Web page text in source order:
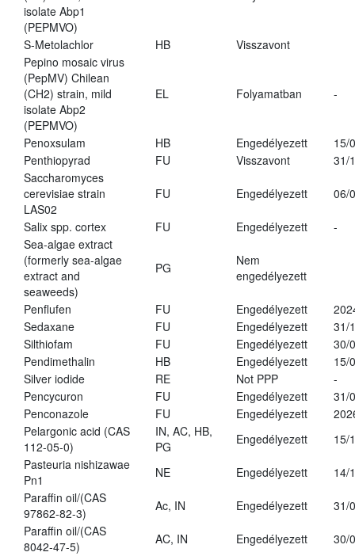
isolate Abp1
(PEPMVO)
S-Metolachlor HB
Visszavont
Pepino mosaic virus
(PepMV) Chilean
(CH2) strain, mild
isolate Abp2
(PEPMVO)
EL Folyamatban -
Penoxsulam HB Engedélyezett
15/
Penthiopyrad
FU Visszavont
31/
Saccharomyces
cerevisiae strain
LAS02
FU Engedélyezett 06/
Salix spp. cortex FU Engedélyezett
-
Sea-algae extract
(formerly sea-algae
extract and
seaweeds)
PG
Nem
engedélyezett
Penflufen FU Engedélyezett
Sedaxane
FU Engedélyezett
31/
Silthiofam
FU Engedélyezett
30/
Pendimethalin
HB Engedélyezett
15/
Silver iodide
RE Not PPP
-
Pencycuron
FU Engedélyezett
31/
Penconazole
FU Engedélyezett
Pelargonic acid (CAS
112-05-0)
IN, AC, HB,
PG
Engedélyezett
15/
Pasteuria nishizawae
Pn1
NE Engedélyezett
14/
Paraffin oil/(CAS
97862-82-3)
Ac, IN Engedélyezett
31/
Paraffin oil/(CAS
8042-47-5)
AC, IN Engedélyezett 30/